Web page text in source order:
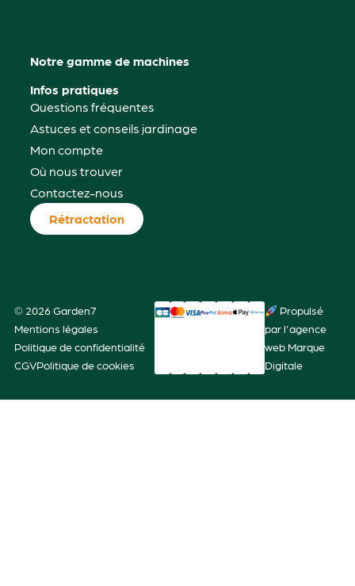
Notre gamme de machines
Infos pratiques
Questions fréquentes
Astuces et conseils jardinage
Mon compte
Où nous trouver
Contactez-nous
Rétractation
© 2026 Garden7
Mentions légales
Politique de confidentialité
CGVPolitique de cookies
Propulsé
par l'agence
web Marque
Digitale